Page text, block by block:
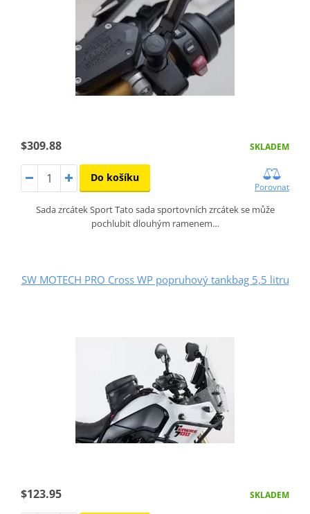
$309.88 SKLADEM
Do košíku
Porovnat
Sada zrcátek Sport Tato sada sportovních zrcátek se může
pochlubit dlouhým ramenem…
SW MOTECH PRO Cross WP popruhový tankbag 5,5 litru
$123.95 SKLADEM